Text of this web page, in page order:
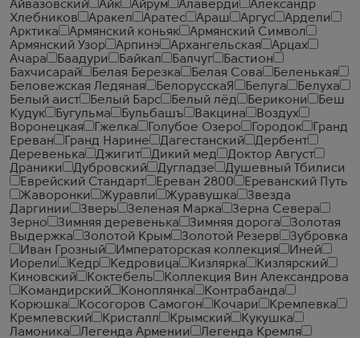
Айвазовский
Айк Айрум Алаверди
Александр
Хлебников
Аракел Аратес Араш Аргус
Ардели
Арктика
Армянский коньяк
Армянский Символ
Армянский Узор
Арпинэ Архангельская
Арцах
Ачара
Баадури Байкал Балчуг
Бастион
Бахчисарай
Белая Березка Белая Сова
Беленькая
Беловежская Ледяная
БелорусскаЯ Белуга
Белуха
Белый аист
Белый Барс Белый лёд Берикони
Беш
Кудук
Бугульма Бульбашъ Вакцина
Воздух
Воронецкая
Гжелка Голубое Озеро Городок
Гранд
Ереван
Гранд Нарине Дагестанский
Дербент
Деревенька
Джигит Дикий мед
Доктор Август
Драники
Дубровский Дугладзе
Душевный Тбилиси
Еврейский Стандарт
Ереван 2800
Ереванский Путь
Жаворонки
Журавли Журавушка
Звезда
Даргинии
Зверь Зеленая Марка
Зерна Севера
Зерно
Зимняя деревенька Зимняя дорога
Золотая
Выдержка
Золотой Крым Золотой Резерв
Зубровка
Иван Грозный
Императорская коллекция
Иней
Иорели
Кедр Кедровица Кизлярка
Кизлярский
Киновский
Коктебель
Коллекция Вин Александрова
Командирский
Коноплянка
Контрабанда
Корюшка
Косогоров Самогон Кочари
Кремлевка
Кремлевский
Кристалл Крымский
Кукушка
Ламоника
Легенда Армении
Легенда Кремля